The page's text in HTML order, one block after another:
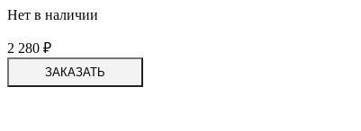
Нет в наличии
2 280 ₽
ЗАКАЗАТЬ